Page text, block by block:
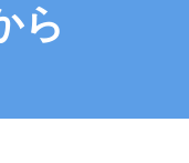
ら